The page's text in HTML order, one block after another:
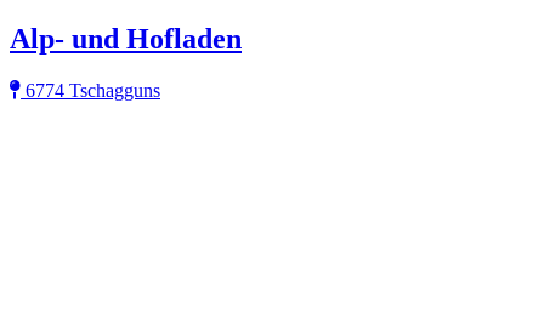
Alp- und Hofladen
6774 Tschagguns